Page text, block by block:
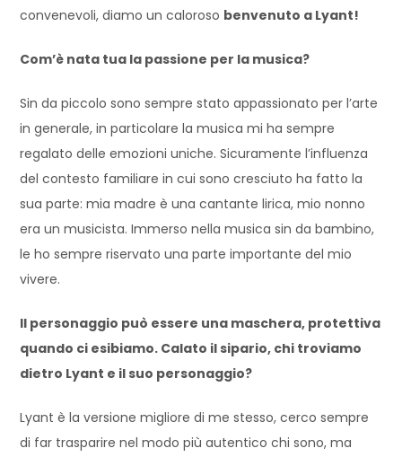
convenevoli, diamo un caloroso benvenuto a Lyant!
Com’è nata tua la passione per la musica?
Sin da piccolo sono sempre stato appassionato per l’arte
in generale, in particolare la musica mi ha sempre
regalato delle emozioni uniche. Sicuramente l’influenza
del contesto familiare in cui sono cresciuto ha fatto la
sua parte: mia madre è una cantante lirica, mio nonno
era un musicista. Immerso nella musica sin da bambino,
le ho sempre riservato una parte importante del mio
vivere.
Il personaggio può essere una maschera, protettiva
quando ci esibiamo. Calato il sipario, chi troviamo
dietro Lyant e il suo personaggio?
Lyant è la versione migliore di me stesso, cerco sempre
di far trasparire nel modo più autentico chi sono, ma